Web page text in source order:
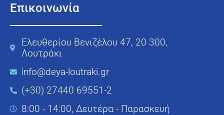
Επικοινωνία
Ελευθερίου Βενιζέλου 47, 20 300,
Λουτράκι
info@deya-loutraki.gr
(+30) 27440 69551-2
8:00 - 14:00, Δευτέρα - Παρασκευή